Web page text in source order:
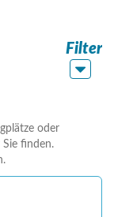
Filter
oder
finden.